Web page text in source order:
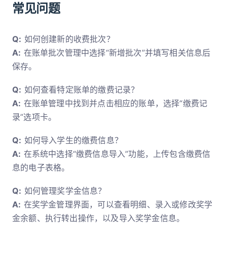
常见问题
Q: 如何创建新的收费批次？
A: 在账单批次管理中选择“新增批次”并填写相关信息后
保存。
Q: 如何查看特定账单的缴费记录？
A: 在账单管理中找到并点击相应的账单，选择“缴费记
录”选项卡。
Q: 如何导入学生的缴费信息？
A: 在系统中选择“缴费信息导入”功能，上传包含缴费信
息的电子表格。
Q: 如何管理奖学金信息？
A: 在奖学金管理界面，可以查看明细、录入或修改奖学
金余额、执行转出操作，以及导入奖学金信息。